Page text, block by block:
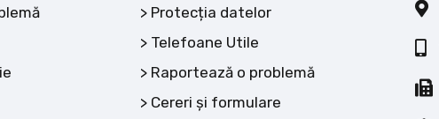
Protecția datelor
Telefoane Utile
Raportează o problemă
Cereri și formulare